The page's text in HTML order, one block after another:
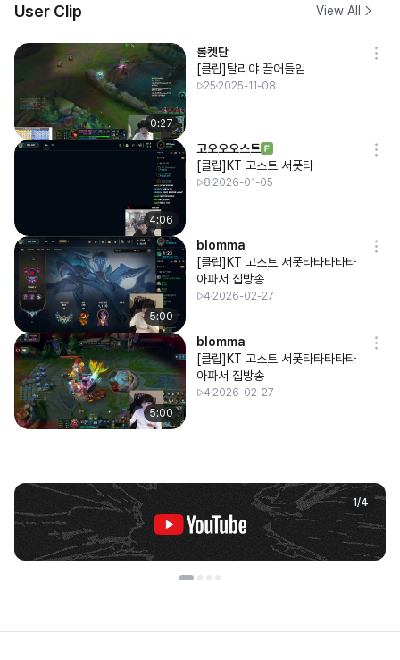
User Clip View All
0:27
롤켓단
[클립]탈리야 끌어들임
25 2025-11-08
4:06
고오오오스트
[클립]KT 고스트 서폿타
8 2026-01-05
5:00
blomma
[클립]KT 고스트 서폿타타타타타
아파서 집방송
4 2026-02-27
5:00
blomma
[클립]KT 고스트 서폿타타타타타
아파서 집방송
4 2026-02-27
1/4